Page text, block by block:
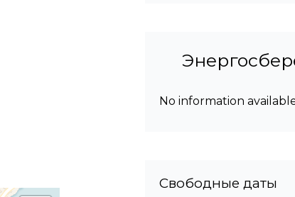
No information
Свободные даты